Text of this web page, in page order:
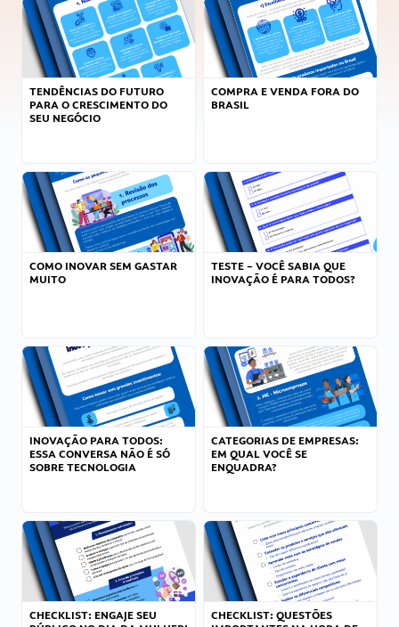
TENDÊNCIAS DO FUTURO
PARA O CRESCIMENTO DO
SEU NEGÓCIO
COMPRA E VENDA FORA DO
BRASIL
COMO INOVAR SEM GASTAR
MUITO
TESTE – VOCÊ SABIA QUE
INOVAÇÃO É PARA TODOS?
INOVAÇÃO PARA TODOS:
ESSA CONVERSA NÃO É SÓ
SOBRE TECNOLOGIA
CATEGORIAS DE EMPRESAS:
EM QUAL VOCÊ SE
ENQUADRA?
CHECKLIST: ENGAJE SEU
CHECKLIST: QUESTÕES